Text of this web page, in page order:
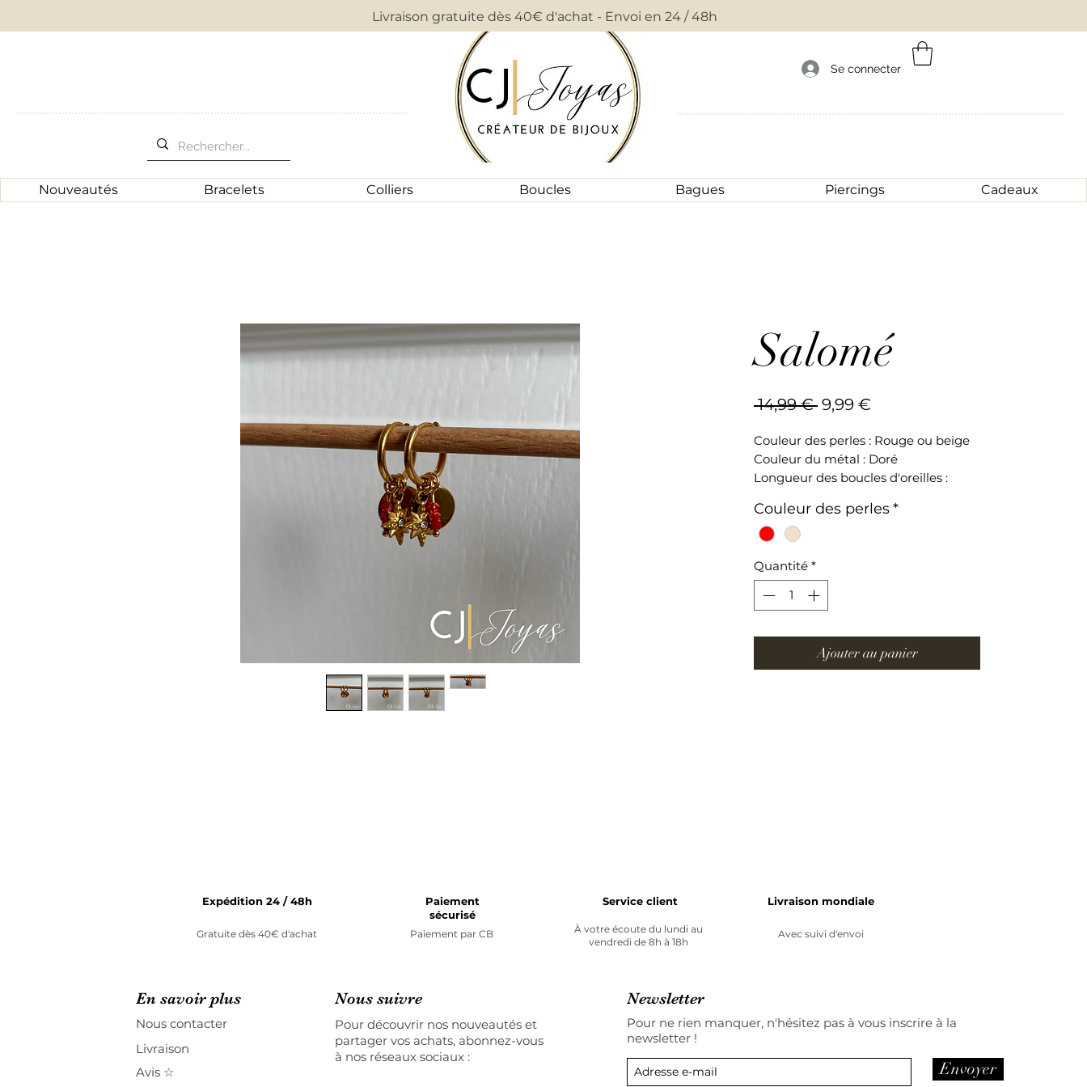
Livraison gratuite dès 40€ d'achat - Envoi en 24 / 48h
Se connecter
Nouveautés Bracelets Colliers Boucles Bagues Piercings Cadeaux
Salomé
14,99 € Prix
9,99 €
Couleur des perles : Rouge ou beige
Couleur du métal : Doré
Longueur des boucles d'oreilles :
Boucles d'oreilles en acier inoxydable
Couleur des perles*
Quantité *
Ajouter au panier
Expédition 24 / 48h
Gratuite dès 40€ d'achat
Paiement
sécurisé
Paiement par CB
Service client
À votre écoute du lundi au
vendredi de 8h à 18h
Livraison mondiale
Avec suivi d'envoi
En savoir plus
Nous contacter
Livraison
Avis ☆
Nous suivre
Pour découvrir nos nouveautés et
partager vos achats, abonnez-vous
à nos réseaux sociaux :
Newsletter
Pour ne rien manquer, n'hésitez pas à vous inscrire à la
newsletter !
Envoyer